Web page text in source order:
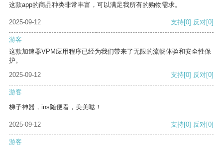
这款app的商品种类非常丰富，可以满足我所有的购物需求。
2025-09-12 支持[0] 反对[0]
游客
这款加速器VPM应用程序已经为我们带来了无限的流畅体验和安全性保
护。
2025-09-12
支持[0] 反对[0]
游客
梯子神器，ins随便看，美美哒！
2025-09-12 支持[0] 反对[0]
游客